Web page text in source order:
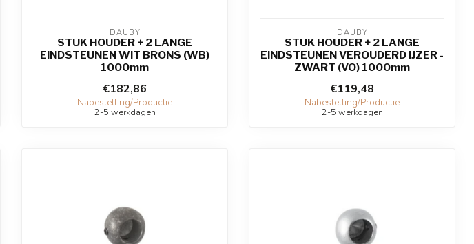
DAUBY
STUK HOUDER + 2 LANGE
EINDSTEUNEN WIT BRONS (WB)
1000mm
€182,86
Nabestelling/Productie
2-5 werkdagen
DAUBY
STUK HOUDER + 2 LANGE
EINDSTEUNEN VEROUDERD IJZER -
ZWART (VO) 1000mm
€119,48
Nabestelling/Productie
2-5 werkdagen